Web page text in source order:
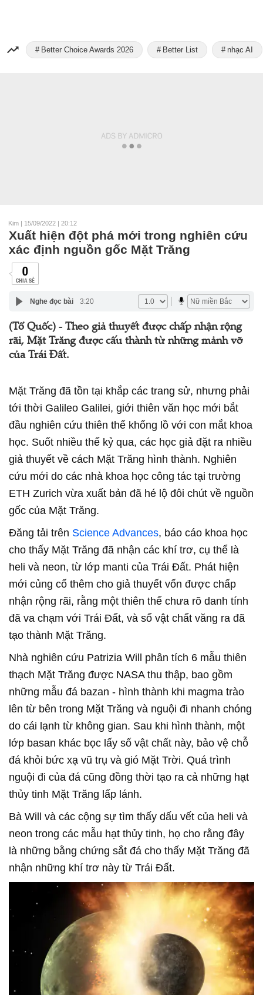
Better Choice Awards 2026 Better List nhạc AI
Kim | 15/09/2022 | 20:12
Xuất hiện đột phá mới trong nghiên cứu
xác định nguồn gốc Mặt Trăng
0
CHIA SẺ
Nghe đọc bài 3:20
(Tổ Quốc) - Theo giả thuyết được chấp nhận rộng
rãi, Mặt Trăng được cấu thành từ những mảnh vỡ
của Trái Đất.
Mặt Trăng đã tồn tại khắp các trang sử, nhưng phải
tới thời Galileo Galilei, giới thiên văn học mới bắt
đầu nghiên cứu thiên thể khổng lồ với con mắt khoa
học. Suốt nhiều thế kỷ qua, các học giả đặt ra nhiều
giả thuyết về cách Mặt Trăng hình thành. Nghiên
cứu mới do các nhà khoa học công tác tại trường
ETH Zurich vừa xuất bản đã hé lộ đôi chút về nguồn
gốc của Mặt Trăng.
Đăng tải trên Science Advances, báo cáo khoa học
cho thấy Mặt Trăng đã nhận các khí trơ, cụ thể là
heli và neon, từ lớp manti của Trái Đất. Phát hiện
mới củng cố thêm cho giả thuyết vốn được chấp
nhận rộng rãi, rằng một thiên thể chưa rõ danh tính
đã va chạm với Trái Đất, và số vật chất văng ra đã
tạo thành Mặt Trăng.
Nhà nghiên cứu Patrizia Will phân tích 6 mẫu thiên
thạch Mặt Trăng được NASA thu thập, bao gồm
những mẫu đá bazan - hình thành khi magma trào
lên từ bên trong Mặt Trăng và nguội đi nhanh chóng
do cái lạnh từ không gian. Sau khi hình thành, một
lớp basan khác bọc lấy số vật chất này, bảo vệ chỗ
đá khỏi bức xạ vũ trụ và gió Mặt Trời. Quá trình
nguội đi của đá cũng đồng thời tạo ra cả những hạt
thủy tinh Mặt Trăng lấp lánh.
Bà Will và các cộng sự tìm thấy dấu vết của heli và
neon trong các mẫu hạt thủy tinh, họ cho rằng đây
là những bằng chứng sắt đá cho thấy Mặt Trăng đã
nhận những khí trơ này từ Trái Đất.